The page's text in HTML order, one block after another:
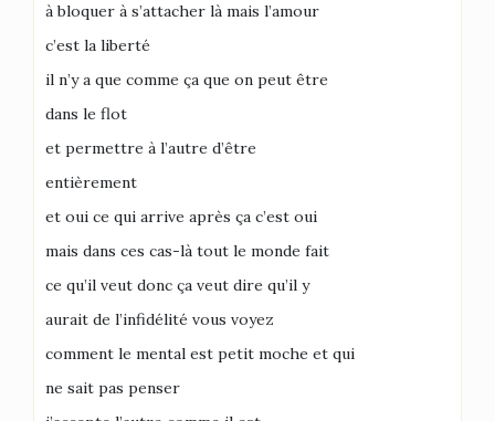
à bloquer à s’attacher là mais l’amour
c’est la liberté
il n’y a que comme ça que on peut être
dans le flot
et permettre à l’autre d’être
entièrement
et oui ce qui arrive après ça c’est oui
mais dans ces cas-là tout le monde fait
ce qu’il veut donc ça veut dire qu’il y
aurait de l’infidélité vous voyez
comment le mental est petit moche et qui
ne sait pas penser